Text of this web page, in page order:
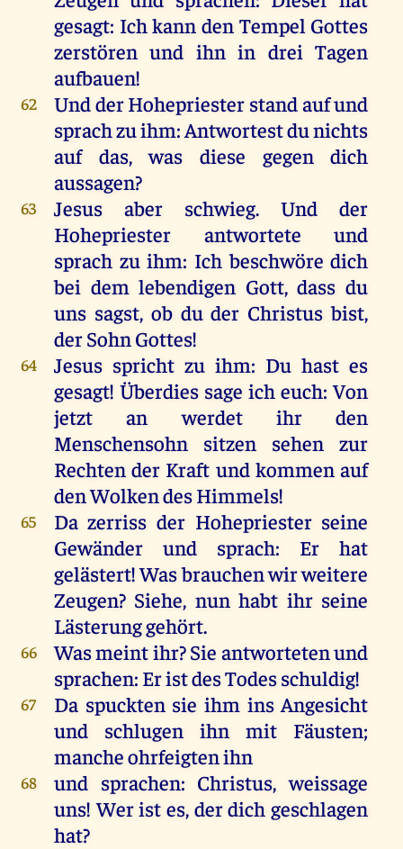
gesagt: Ichkann den Tempel Gottes
zerstören und ihn in drei Tagen
aufbauen!
62 UndderHohepriester standaufund
sprachzuihm:Antwortestdunichts
auf
das,was diese gegen
dich
aussagen?
63 Jesus aber schwieg.Und
der
Hohepriester
antwortete
und
sprach zu ihm: Ich beschwöre dich
bei dem lebendigen Gott, dassdu
uns sagst, ob du der Christus bist,
derSohnGottes!
64 Jesus spricht zu ihm: Du hast es
gesagt! Überdies sage ich euch:Von
jetzt
an werdet ihr
den
Menschensohn
sitzen sehen zur
Rechten der Kraft und kommen auf
denWolkendesHimmels!
65 Dazerriss der Hohepriester seine
Gewänder und sprach: Er
hat
gelästert!Wasbrauchenwirweitere
Zeugen? Siehe, nun habt ihr seine
Lästerunggehört.
66 Wasmeintihr?Sie antwortetenund
sprachen: EristdesTodesschuldig!
67 Daspuckten sie ihm ins Angesicht
und
schlugen ihn mit Fäusten;
manche ohrfeigtenihn
68 und sprachen: Christus,weissage
uns!Werist es, derdich geschlagen
hat?